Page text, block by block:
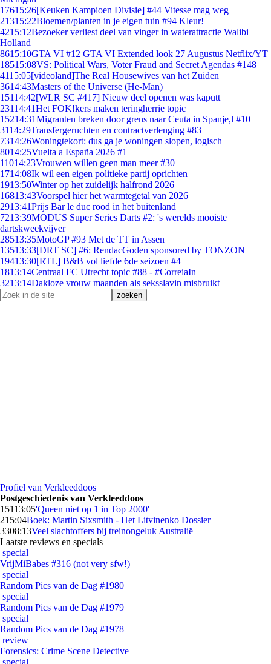
17615:26[Keuken Kampioen Divisie] #44 Vitesse mag weg
21315:22Bloemen/planten in je eigen tuin #94 Kleur!
4215:12Bezoeker verliest deel van vinger in waterattractie Walibi
Holland
8615:10GTA VI #12 GTA VI Extended look 27 Augustus Netflix/YT
18515:08VS: Political Wars, Voter Fraud and Secret Agendas #148
4115:05[videoland]The Real Housewives van het Zuiden
3614:43Masters of the Universe (He-Man)
15114:42[WLR SC #417] Nieuw deel openen was kaputt
23114:41Het FOK!kers maken teringherrie topic
15214:31Migranten breken door grens naar Ceuta in Spanje,l #10
3114:29Transfergeruchten en contractverlenging #83
7314:26Woningtekort: dus ga je woningen slopen, logisch
8014:25Vuelta a España 2026 #1
11014:23Vrouwen willen geen man meer #30
1714:08Ik wil een eigen politieke partij oprichten
1913:50Winter op het zuidelijk halfrond 2026
16813:43Voorspel hier het warmtegetal van 2026
2913:41Prijs Bar le duc rood in het buitenland
7213:39MODUS Super Series Darts #2: 's werelds mooiste
dartskweekvijver
28513:35MotoGP #93 Met de TT in Assen
13513:33[DRT SC] #6: RendacGoden sponsored by TONZON
19413:30[RTL] B&B vol liefde 6de seizoen #4
1813:14Centraal FC Utrecht topic #88 - #CorreiaIn
3213:14Dakloze vrouw maanden als seksslavin misbruikt
Profiel van Verkleeddoos
Postgeschiedenis van Verkleeddoos
15113:05'Queen niet op 1 in Top 2000'
215:04Boek: Martin Sixsmith - Het Litvinenko Dossier
3308:13Veel slachtoffers bij treinongeluk Australië
Laatste reviews en specials
special
VrijMiBabes #316 (not very sfw!)
special
Random Pics van de Dag #1980
special
Random Pics van de Dag #1979
special
Random Pics van de Dag #1978
review
Forensics: Crime Scene Detective
special